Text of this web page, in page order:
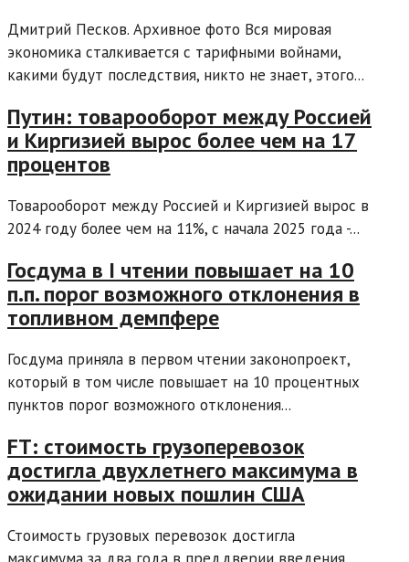
Дмитрий Песков. Архивное фото Вся мировая
экономика сталкивается с тарифными войнами,
какими будут последствия, никто не знает, этого...
Путин: товарооборот между Россией
и Киргизией вырос более чем на 17
процентов
Товарооборот между Россией и Киргизией вырос в
2024 году более чем на 11%, с начала 2025 года -...
Госдума в I чтении повышает на 10
п.п. порог возможного отклонения в
топливном демпфере
Госдума приняла в первом чтении законопроект,
который в том числе повышает на 10 процентных
пунктов порог возможного отклонения...
FT: стоимость грузоперевозок
достигла двухлетнего максимума в
ожидании новых пошлин США
Стоимость грузовых перевозок достигла